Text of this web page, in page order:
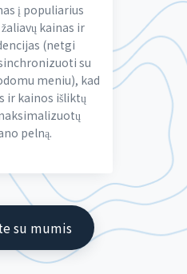
į populiarius
kainas ir
(netgi
su
meniu), kad
ir kainos išliktų
pelną.
su mumis